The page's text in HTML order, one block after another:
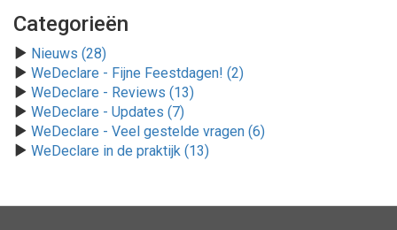
Categorieën
Nieuws (28)
WeDeclare - Fijne Feestdagen! (2)
WeDeclare - Reviews (13)
WeDeclare - Updates (7)
WeDeclare - Veel gestelde vragen (6)
WeDeclare in de praktijk (13)